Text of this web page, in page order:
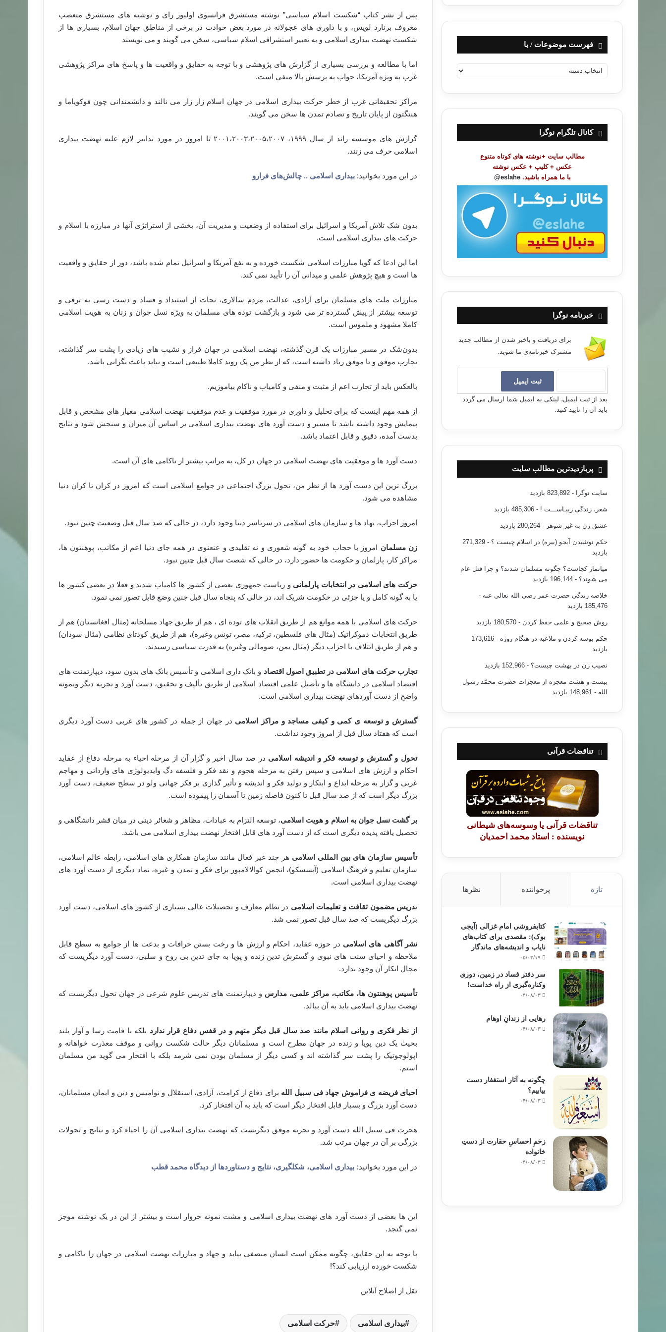
پس از نشر کتاب “شکست اسلام سیاسی” نوشته مستشرق فرانسوی اولیور رای و نوشته های مستشرق متعصب
معروف برنارد لویس، و با داوری های عجولانه در مورد بعض حوادث در برخی از مناطق جهان اسلام، بسیاری ها از
شکست نهضت بیداری اسلامی و به تعبیر استشراقی اسلام سیاسی، سخن می گویند و می نویسند
اما با مطالعه و بررسی بسیاری از گزارش های پژوهشی و با توجه به حقایق و واقعیت ها و پاسخ های مراکز پژوهشی
غرب به ویژه آمریکا، جواب به پرسش بالا منفی است.
مراکز تحقیقاتی غرب از خطر حرکت بیداری اسلامی در جهان اسلام زار زار می نالند و دانشمندانی چون فوکویاما و
هنتگتون از پایان تاریخ و تصادم تمدن ها سخن می گویند.
گرازش های موسسه راند از سال ۱۹۹۹، ۲۰۰۱،۲۰۰۳،۲۰۰۵،۲۰۰۷ تا امروز در مورد تدابیر لازم علیه نهضت بیداری
اسلامی حرف می زنند.
در این مورد بخوانید: بیداری اسلامی .. چالش‌های فرارو
بدون شک تلاش آمریکا و اسرائیل برای استفاده از وضعیت و مدیریت آن، بخشی از استراتژی آنها در مبارزه با اسلام و
حرکت های بیداری اسلامی است.
اما این ادعا که گویا مبارزات اسلامی شکست خورده و به نفع آمریکا و اسرائیل تمام شده باشد، دور از حقایق و واقعیت
ها است و هیچ پژوهش علمی و میدانی آن را تأیید نمی کند.
مبارزات ملت های مسلمان برای آزادی، عدالت، مردم سالاری، نجات از استبداد و فساد و دست رسی به ترقی و
توسعه بیشتر از پیش گسترده تر می شود و بازگشت توده های مسلمان به ویژه نسل جوان و زنان به هویت اسلامی
کاملا مشهود و ملموس است.
بدون‌شک در مسیر مبارزات یک قرن گذشته، نهضت اسلامی در جهان فراز و نشیب های زیادی را پشت سر گذاشته،
تجارب موفق و نا موفق زیاد داشته است، که از نظر من یک روند کاملا طبیعی است و نباید باعث نگرانی باشد.
بالعکس باید از تجارب اعم از مثبت و منفی و کامیاب و ناکام بیاموزیم.
از همه مهم اینست که برای تحلیل و داوری در مورد موفقیت و عدم موفقیت نهضت اسلامی معیار های مشخص و قابل
پیمایش وجود داشته باشد تا مسیر و دست آورد های نهضت بیداری اسلامی بر اساس آن میزان و سنجش شود و نتایج
بدست آمده، دقیق و قابل اعتماد باشد.
دست آورد ها و موفقیت های نهضت اسلامی در جهان در کل، به مراتب بیشتر از ناکامی های آن است.
بزرگ ترین این دست آورد ها از نظر من، تحول بزرگ اجتماعی در جوامع اسلامی است که امروز در کران تا کران دنیا
مشاهده می شود.
امروز احزاب، نهاد ها و سازمان های اسلامی در سرتاسر دنیا وجود دارد، در حالی که صد سال قبل وضعیت چنین نبود.
زن مسلمان امروز با حجاب خود به گونه شعوری و نه تقلیدی و عنعنوی در همه جای دنیا اعم از مکاتب، پوهنتون ها،
مراکز کار، پارلمان و حکومت ها حضور دارد، در حالی که شصت سال قبل چنین نبود.
حرکت های اسلامی در انتخابات پارلمانی و ریاست جمهوری بعضی از کشور ها کامیاب شدند و فعلا در بعضی کشور ها
یا به گونه کامل و یا جزئی در حکومت شریک اند، در حالی که پنجاه سال قبل چنین وضع قابل تصور نمی نمود.
حرکت های اسلامی با همه موانع هم از طریق انقلاب های توده ای ، هم از طریق جهاد مسلحانه (مثال افغانستان) هم از
طریق انتخابات دموکراتیک (مثال های فلسطین، ترکیه، مصر، تونس وغیره)، هم از طریق کودتای نظامی (مثال سودان)
و هم از طریق ائتلاف با احزاب دیگر (مثال یمن، صومالی وغیره) به قدرت سیاسی رسیدند.
تجارب حرکت های اسلامی در تطبیق اصول اقتصاد و بانک داری اسلامی و تأسیس بانک های بدون سود، دیپارتمنت های
اقتصاد اسلامی در دانشگاه ها و تأصیل علمی اقتصاد اسلامی از طریق تألیف و تحقیق، دست آورد و تجربه دیگر ونمونه
واضح از دست آوردهای نهضت بیداری اسلامی است.
گسترش و توسعه ی کمی و کیفی مساجد و مراکز اسلامی در جهان از جمله در کشور های غربی دست آورد دیگری
است که هفتاد سال قبل از امروز وجود نداشت.
تحول و گسترش و توسعه فکر و اندیشه اسلامی در صد سال اخیر و گزار آن از مرحله احیاء به مرحله دفاع از عقاید
احکام و ارزش های اسلامی و سپس رفتن به مرحله هجوم و نقد فکر و فلسفه دگ وایدیولوژی های وارداتی و مهاجم
غربی و گزار به مرحله ابداع و ابتکار و تولید فکر و اندیشه و تأثیر گذاری بر فکر جهانی ولو در سطح ضعیف، دست آورد
بزرگ دیگر است که از صد سال قبل تا کنون فاصله زمین تا آسمان را پیموده است.
بر گشت نسل جوان به اسلام و هویت اسلامی، توسعه التزام به عبادات، مظاهر و شعائر دینی در میان قشر دانشگاهی و
تحصیل یافته پدیده دیگری است که از دست آورد های قابل افتخار نهضت بیداری اسلامی می باشد.
تأسیس سازمان های بین المللی اسلامی هر چند غیر فعال مانند سازمان همکاری های اسلامی، رابطه عالم اسلامی،
سازمان تعلیم و فرهنگ اسلامی (آیسسکو)، انجمن کوالالامپور برای فکر و تمدن و غیره، نماد دیگری از دست آورد های
نهضت بیداری اسلامی است.
تدریس مضمون ثقافت و تعلیمات اسلامی در نظام معارف و تحصیلات عالی بسیاری از کشور های اسلامی، دست آورد
بزرگ دیگریست که صد سال قبل تصور نمی شد.
نشر آگاهی های اسلامی در حوزه عقاید، احکام و ارزش ها و رخت بستن خرافات و بدعت ها از جوامع به سطح قابل
ملاحظه و احیای سنت های نبوی و گسترش تدین زنده و پویا به جای تدین بی روح و سلبی، دست آورد دیگریست که
مجال انکار آن وجود ندارد.
تأسیس پوهنتون ها، مکاتب، مراکز علمی، مدارس و دیپارتمنت های تدریس علوم شرعی در جهان تحول دیگریست که
نهضت بیداری اسلامی باید به آن ببالد.
از نظر فکری و روانی اسلام مانند صد سال قبل دیگر متهم و در قفس دفاع قرار ندارد بلکه با قامت رسا و آواز بلند
بحیث یک دین پویا و زنده در جهان مطرح است و مسلمانان دیگر حالت شکست روانی و موقف معذرت خواهانه و
اپولوجوتیک را پشت سر گذاشته اند و کسی دیگر از مسلمان بودن نمی شرمد بلکه با افتخار می گوید من مسلمان
استم.
احیای فریضه ی فراموش جهاد فی سبیل الله برای دفاع از کرامت، آزادی، استقلال و نوامیس و دین و ایمان مسلمانان،
دست آورد بزرگ و بسیار قابل افتخار دیگر است که باید به آن افتخار کرد.
هجرت فی سبیل الله دست آورد و تجربه موفق دیگریست که نهضت بیداری اسلامی آن را احیاء کرد و نتایج و تحولات
بزرگی بر آن در جهان مرتب شد.
در این مورد بخوانید: بیداری اسلامی، شکلگیری، نتایج و دستاوردها از دیدگاه محمد قطب
این ها بعضی از دست آورد های نهضت بیداری اسلامی و مشت نمونه خروار است و بیشتر از این در یک نوشته موجز
نمی گنجد.
با توجه به این حقایق، چگونه ممکن است انسان منصفی بیاید و جهاد و مبارزات نهضت اسلامی در جهان را ناکامی و
شکست خورده ارزیابی کند؟!
نقل از اصلاح آنلاین
بیداری اسلامی حرکت اسلامی
فهرست موضوعات / با
ه
ت
ض
کانال تلگرام نوگرا
مطالب سایت +نوشته های کوتاه متنوع
عکس + کلیپ + عکس نوشته
با ما همراه باشید. eslahe@
خبرنامه نوگرا
برای دریافت و باخبر شدن از مطالب جدید
مشترک خبرنامه‌ی ما شوید.
بعد از ثبت ایمیل، لینکی به ایمیل شما ارسال می گردد
باید آن را تایید کنید.
پربازدیدترین مطالب سایت
سایت نوگرا - 823,892 بازدید
شعر، زندگی زیبـاســـت ! - 485,306 بازدید
عشق زن به غیر شوهر - 280,264 بازدید
حکم نوشیدن آبجو (بیره) در اسلام چیست ؟
- 271,329
بازدید
میانمار کجاست؟ چگونه مسلمان شدند؟ و چرا قتل عام
می شوند؟ - 196,144 بازدید
خلاصه زندگی حضرت عمر رضی الله تعالی عنه -
185,476 بازدید
روش صحیح و علمی حفظ کردن - 180,570 بازدید
حکم بوسه کردن و ملاعبه در هنگام روزه
- 173,616
بازدید
نصیب زن در بهشت چیست؟ - 152,966 بازدید
بیست و هشت معجزه از معجزات حضرت محمّد رسول
الله - 148,961 بازدید
تناقضات قرآنی
تناقضات قرآنی یا وسوسه‌های شیطانی
نویسنده : استاد محمد احمدیان
تازه پرخواننده نظرها
کتابفروشی امام غزالی (آیجی
بوک): مقصدی برای کتاب‌های
نایاب و اندیشه‌های ماندگار
۰۵/۰۳/۱۹
سر دفتر فساد در زمین‌، دوری
وکناره‌گیری از راه خداست‌!
۰۴/۰۸/۰۳
رهایی از زندانِ اوهام
۰۴/۰۸/۰۳
چگونه به آثار استغفار دست
بیابیم؟
۰۴/۰۸/۰۳
زخمِ احساسِ حقارت از دستِ
خانواده
۰۴/۰۸/۰۳